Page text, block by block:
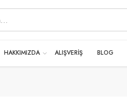
HAKKIMIZDA ALIŞVERİŞ BLOG